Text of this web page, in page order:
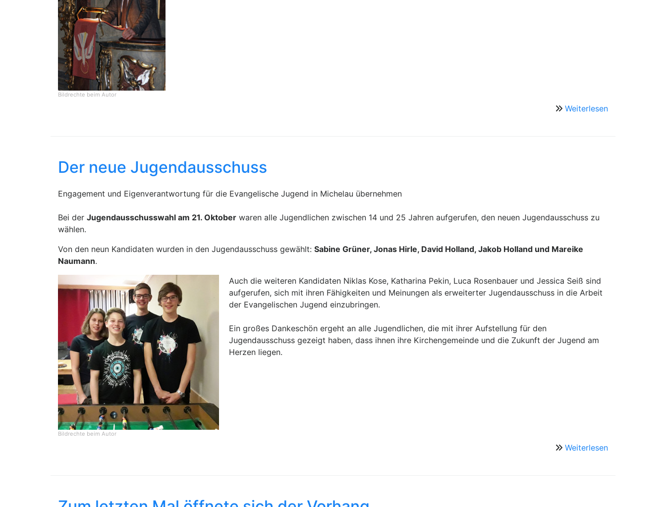
Bildrechte beim Autor
Weiterlesen
Der neue Jugendausschuss
Engagement und Eigenverantwortung für die Evangelische Jugend in Michelau übernehmen
Bei der Jugendausschusswahl am 21. Oktober waren alle Jugendlichen zwischen 14 und 25 Jahren aufgerufen, den neuen Jugendausschuss zu
wählen.
Von den neun Kandidaten wurden in den Jugendausschuss gewählt: Sabine Grüner, Jonas Hirle, David Holland, Jakob Holland und Mareike
Naumann.
Bildrechte beim Autor
Auch die weiteren Kandidaten Niklas Kose, Katharina Pekin, Luca Rosenbauer und Jessica Seiß sind
aufgerufen, sich mit ihren Fähigkeiten und Meinungen als erweiterter Jugendausschuss in die Arbeit
der Evangelischen Jugend einzubringen.
Ein großes Dankeschön ergeht an alle Jugendlichen, die mit ihrer Aufstellung für den
Jugendausschuss gezeigt haben, dass ihnen ihre Kirchengemeinde und die Zukunft der Jugend am
Herzen liegen.​
Weiterlesen